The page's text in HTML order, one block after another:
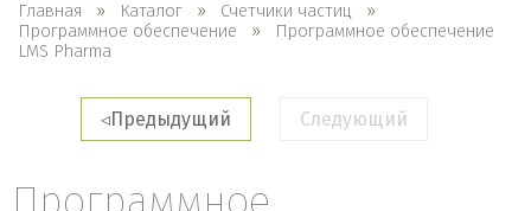
Главная Каталог
Счетчики частиц
Программное обеспечение
Программное обеспечение
LMS Pharma
Предыдущий Следующий